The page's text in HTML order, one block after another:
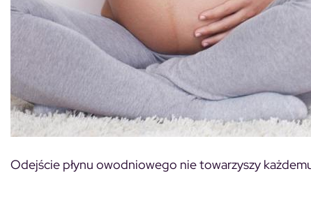
Odejście płynu owodniowego nie towarzyszy